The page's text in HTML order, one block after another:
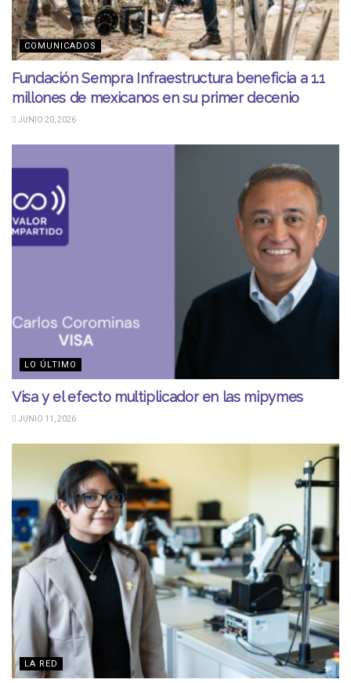
COMUNICADOS
Fundación Sempra Infraestructura beneficia a 1.1
millones de mexicanos en su primer decenio
JUNIO 20, 2026
LO ÚLTIMO
Visa y el efecto multiplicador en las mipymes
JUNIO 11, 2026
LA RED